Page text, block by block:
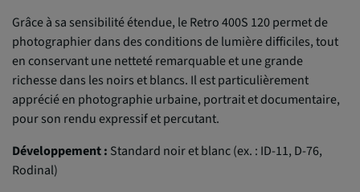
Grâce à sa sensibilité étendue, le Retro 400S 120 permet de
photographier dans des conditions de lumière difficiles, tout
en conservant une netteté remarquable et une grande
richesse dans les noirs et blancs. Il est particulièrement
apprécié en photographie urbaine, portrait et documentaire,
pour son rendu expressif et percutant.
Développement : Standard noir et blanc (ex. : ID-11, D-76,
Rodinal)